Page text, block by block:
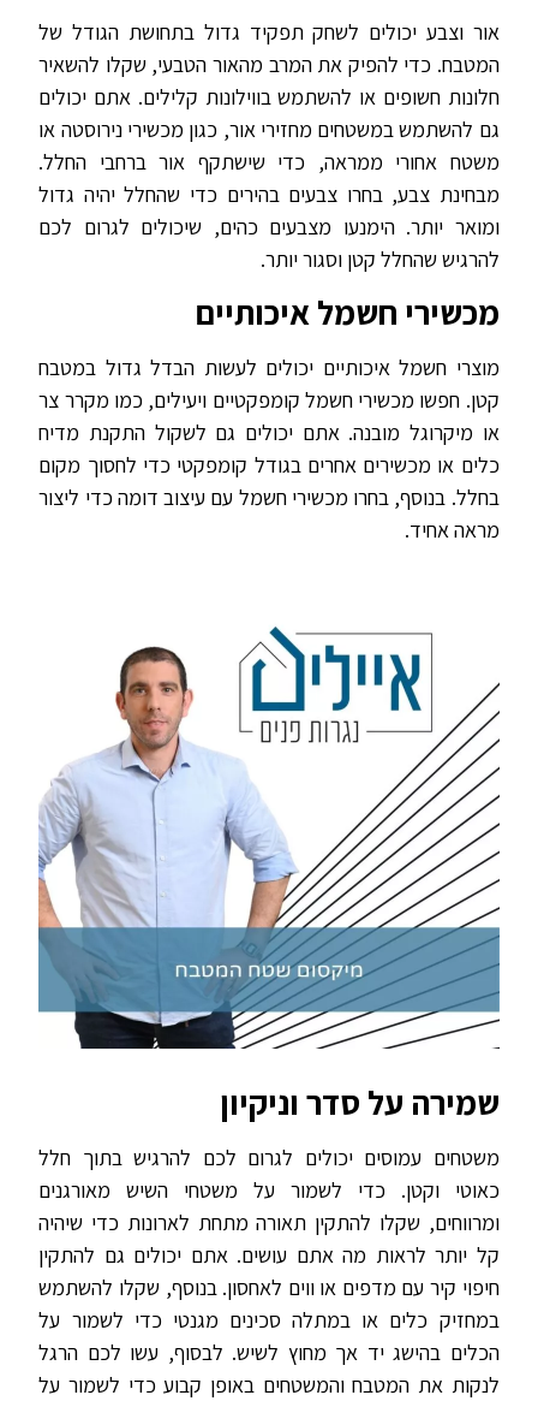
אור וצבע יכולים לשחק תפקיד גדול בתחושת הגודל של
המטבח. כדי להפיק את המרב מהאור הטבעי, שקלו להשאיר
חלונות חשופים או להשתמש בווילונות קלילים. אתם יכולים
גם להשתמש במשטחים מחזירי אור, כגון מכשירי נירוסטה או
משטח אחורי ממראה, כדי שישתקף אור ברחבי החלל.
מבחינת צבע, בחרו צבעים בהירים כדי שהחלל יהיה גדול
ומואר יותר. הימנעו מצבעים כהים, שיכולים לגרום לכם
להרגיש שהחלל קטן וסגור יותר.
מכשירי חשמל איכותיים
מוצרי חשמל איכותיים יכולים לעשות הבדל גדול במטבח
קטן. חפשו מכשירי חשמל קומפקטיים ויעילים, כמו מקרר צר
או מיקרוגל מובנה. אתם יכולים גם לשקול התקנת מדיח
כלים או מכשירים אחרים בגודל קומפקטי כדי לחסוך מקום
בחלל. בנוסף, בחרו מכשירי חשמל עם עיצוב דומה כדי ליצור
מראה אחיד.
שמירה על סדר וניקיון
משטחים עמוסים יכולים לגרום לכם להרגיש בתוך חלל
כאוטי וקטן. כדי לשמור על משטחי השיש מאורגנים
ומרווחים, שקלו להתקין תאורה מתחת לארונות כדי שיהיה
קל יותר לראות מה אתם עושים. אתם יכולים גם להתקין
חיפוי קיר עם מדפים או ווים לאחסון. בנוסף, שקלו להשתמש
במחזיק כלים או במתלה סכינים מגנטי כדי לשמור על
הכלים בהישג יד אך מחוץ לשיש. לבסוף, עשו לכם הרגל
לנקות את המטבח והמשטחים באופן קבוע כדי לשמור על